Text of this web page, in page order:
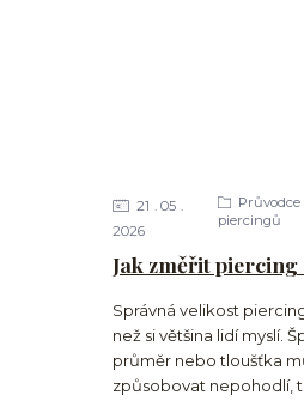
Jak změřit piercing
21
05
2026
piercingů
Správná velikost
než si většina lidí myslí.
průměr nebo tloušťka
způsobovat nepohodlí,